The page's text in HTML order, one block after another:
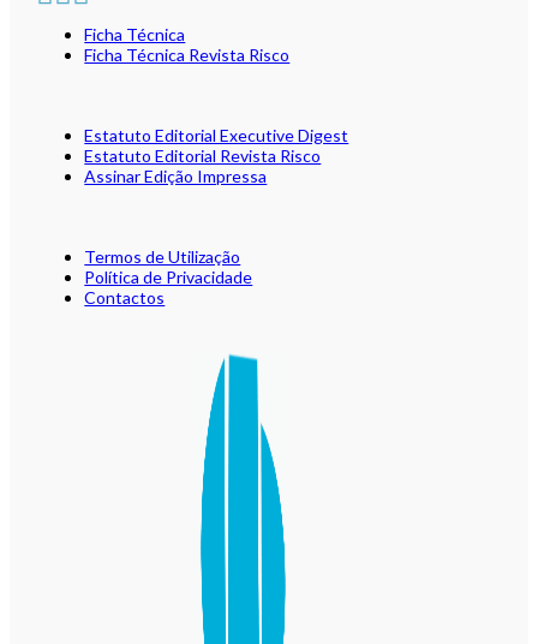
Ficha Técnica
Ficha Técnica Revista Risco
Estatuto Editorial Executive Digest
Estatuto Editorial Revista Risco
Assinar Edição Impressa
Termos de Utilização
Política de Privacidade
Contactos